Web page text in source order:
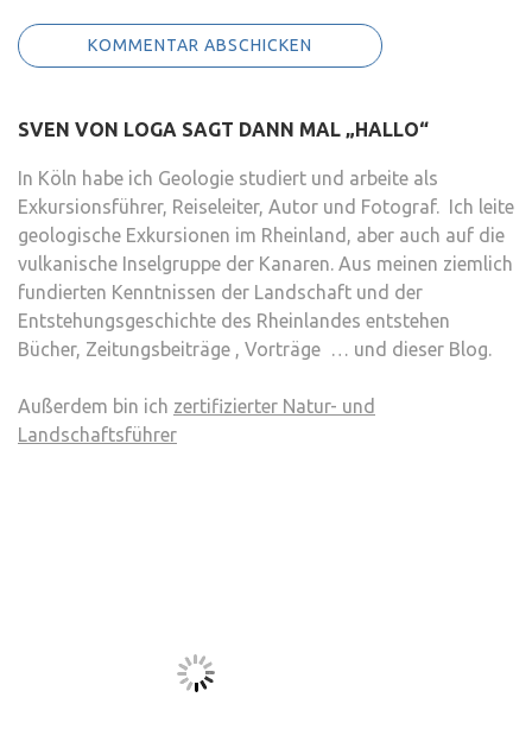
SVEN VON LOGA SAGT DANN MAL „HALLO“
In Köln habe ich Geologie studiert und arbeite als
Exkursionsführer, Reiseleiter, Autor und Fotograf. Ich leite
geologische Exkursionen im Rheinland, aber auch auf die
vulkanische Inselgruppe der Kanaren. Aus meinen ziemlich
fundierten Kenntnissen der Landschaft und der
Entstehungsgeschichte des Rheinlandes entstehen
Bücher, Zeitungsbeiträge , Vorträge … und dieser Blog.
Außerdem bin ich zertifizierter Natur- und
Landschaftsführer